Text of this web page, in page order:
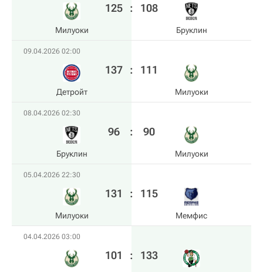
Милуоки
125 : 108
Бруклин
09.04.2026 02:00
Детройт
137 : 111
Милуоки
08.04.2026 02:30
Бруклин
96 : 90
Милуоки
05.04.2026 22:30
Милуоки
131 : 115
Мемфис
04.04.2026 03:00
101 : 133